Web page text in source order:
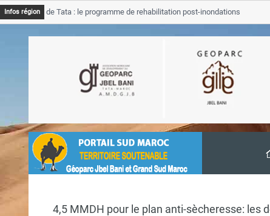
Infos régionde Tata : le programme de rehabilitation post-inondations
4,5 MMDH pour le plan anti-sècheresse: les